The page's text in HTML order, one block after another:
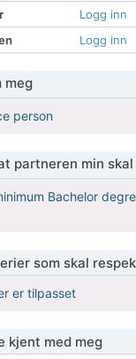
Logg inn
Logg inn
meg
person
partneren min
Bachelor
som skal
er tilpasset
kjent med meg